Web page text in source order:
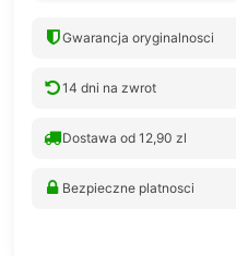
Gwarancja oryginalnosci
14 dni na zwrot
Dostawa od 12,90 zl
Bezpieczne platnosci